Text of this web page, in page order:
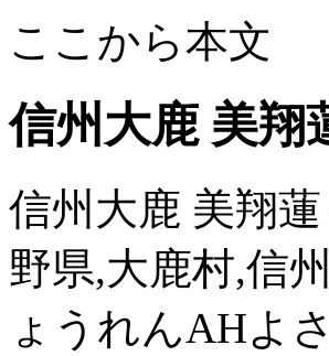
ここから本文
信州大鹿 美翔
信州大鹿 美翔
野県,大鹿村,信
ょうれんAHよ